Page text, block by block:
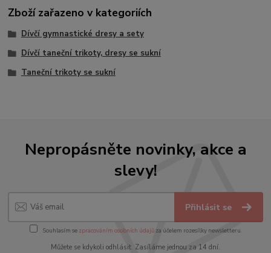
Zboží zařazeno v kategoriích
Dívčí gymnastické dresy a sety
Dívčí taneční trikoty, dresy se sukní
Taneční trikoty se sukní
Nepropásněte novinky, akce a
slevy!
Přihlásit se
Souhlasím se zpracováním osobních údajůza účelem rozesílky newsletteru.
Můžete se kdykoli odhlásit. Zasíláme jednou za 14 dní.